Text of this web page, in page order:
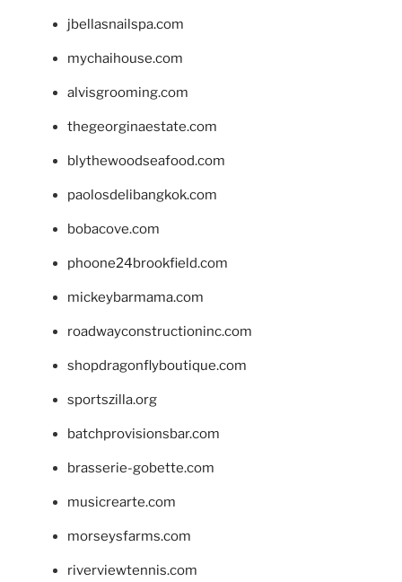
jbellasnailspa.com
mychaihouse.com
alvisgrooming.com
thegeorginaestate.com
blythewoodseafood.com
paolosdelibangkok.com
bobacove.com
phoone24brookfield.com
mickeybarmama.com
roadwayconstructioninc.com
shopdragonflyboutique.com
sportszilla.org
batchprovisionsbar.com
brasserie-gobette.com
musicrearte.com
morseysfarms.com
riverviewtennis.com